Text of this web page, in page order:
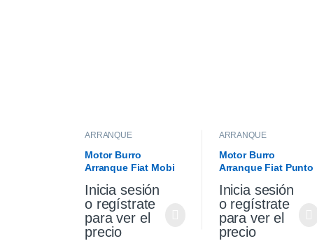
ARRANQUE
Motor Burro
Arranque Fiat Mobi
Inicia sesión
o regístrate
para ver el
precio
ARRANQUE
Motor Burro
Arranque Fiat Punto
Original
Inicia sesión
o regístrate
para ver el
precio